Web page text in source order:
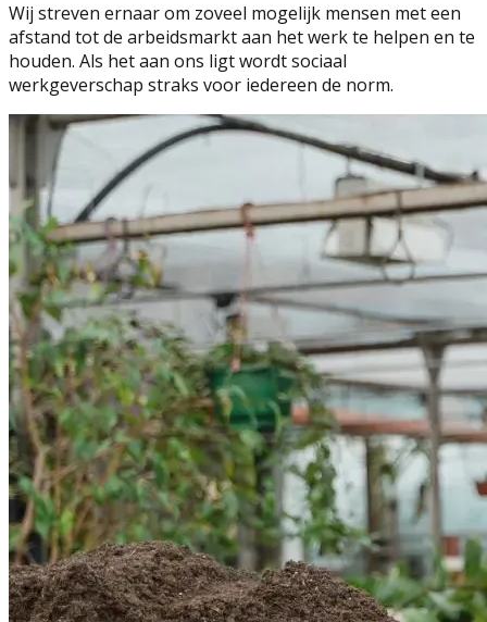
Wij streven ernaar om zoveel mogelijk mensen met een
afstand tot de arbeidsmarkt aan het werk te helpen en te
houden. Als het aan ons ligt wordt sociaal
werkgeverschap straks voor iedereen de norm.